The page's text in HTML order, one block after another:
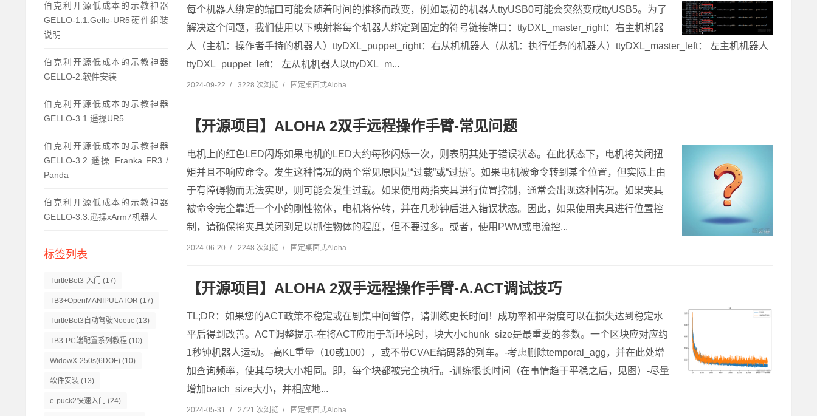
伯克利开源低成本的示教神器
GELLO-1.1.Gello-UR5硬件组装
说明
伯克利开源低成本的示教神器
GELLO-2.软件安装
伯克利开源低成本的示教神器
GELLO-3.1.遥操UR5
伯克利开源低成本的示教神器
GELLO-3.2.遥操 Franka FR3 /
Panda
伯克利开源低成本的示教神器
GELLO-3.3.遥操xArm7机器人
标签列表
TurtleBot3-入门 (17)
TB3+OpenMANIPULATOR (17)
TurtleBot3自动驾驶Noetic (13)
TB3-PC端配置系列教程 (10)
WidowX-250s(6DOF) (10)
软件安装 (13)
e-puck2快速入门 (24)
每个机器人绑定的端口可能会随着时间的推移而改变，例如最初的机器人ttyUSB0可能会突然变成ttyUSB5。为了
解决这个问题，我们使用以下映射将每个机器人绑定到固定的符号链接端口：ttyDXL_master_right：右主机机器
人（主机：操作者手持的机器人）ttyDXL_puppet_right：右从机机器人（从机：执行任务的机器人）ttyDXL_master_left： 左主机机器人
ttyDXL_puppet_left： 左从机机器人以ttyDXL_m...
2024-09-22 / 3228 次浏览 / 固定桌面式Aloha
【开源项目】ALOHA 2双手远程操作手臂-常见问题
电机上的红色LED闪烁如果电机的LED大约每秒闪烁一次，则表明其处于错误状态。在此状态下，电机将关闭扭
矩并且不响应命令。发生这种情况的两个常见原因是“过载”或“过热”。如果电机被命令转到某个位置，但实际上由
于有障碍物而无法实现，则可能会发生过载。如果使用两指夹具进行位置控制，通常会出现这种情况。如果夹具
被命令完全靠近一个小的刚性物体，电机将停转，并在几秒钟后进入错误状态。因此，如果使用夹具进行位置控
制，请确保将夹具关闭到足以抓住物体的程度，但不要过多。或者，使用PWM或电流控...
2024-06-20 / 2248 次浏览 / 固定桌面式Aloha
【开源项目】ALOHA 2双手远程操作手臂-A.ACT调试技巧
TL;DR：如果您的ACT政策不稳定或在剧集中间暂停，请训练更长时间！成功率和平滑度可以在损失达到稳定水
平后得到改善。ACT调整提示-在将ACT应用于新环境时，块大小chunk_size是最重要的参数。一个区块应对应约
1秒钟机器人运动。-高KL重量（10或100），或不带CVAE编码器的列车。-考虑删除temporal_agg，并在此处增
加查询频率，使其与块大小相同。即，每个块都被完全执行。-训练很长时间（在事情趋于平稳之后，见图）-尽量
增加batch_size大小，并相应地...
2024-05-31 / 2721 次浏览 / 固定桌面式Aloha